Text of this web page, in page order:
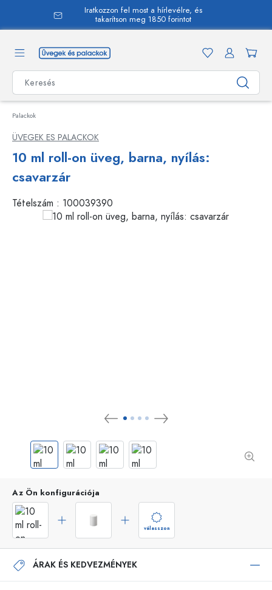
Iratkozzon fel most a hírlevélre, és
takarítson meg 1850 forintot
Palackok
ÜVEGEK ES PALACKOK
10 ml roll-on üveg, barna, nyílás:
csavarzár
Tételszám : 100039390
Az Ön konfigurációja
válasszon
ÁRAK ÉS KEDVEZMÉNYEK